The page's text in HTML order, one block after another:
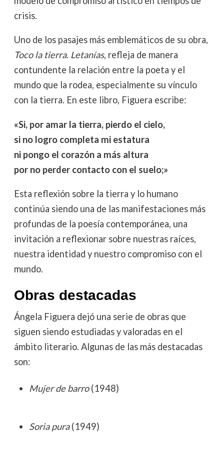
crisis.
Uno de los pasajes más emblemáticos de su obra,
Toco la tierra. Letanías, refleja de manera
contundente la relación entre la poeta y el
mundo que la rodea, especialmente su vínculo
con la tierra. En este libro, Figuera escribe:
«Si, por amar la tierra, pierdo el cielo,
si no logro completa mi estatura
ni pongo el corazón a más altura
por no perder contacto con el suelo;»
Esta reflexión sobre la tierra y lo humano
continúa siendo una de las manifestaciones más
profundas de la poesía contemporánea, una
invitación a reflexionar sobre nuestras raíces,
nuestra identidad y nuestro compromiso con el
mundo.
Obras destacadas
Ángela Figuera dejó una serie de obras que
siguen siendo estudiadas y valoradas en el
ámbito literario. Algunas de las más destacadas
son:
Mujer de barro(1948)
Soria pura(1949)